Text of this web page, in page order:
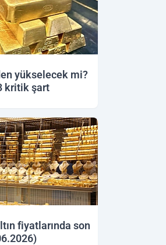
yükselecek mi?
kritik şart
fiyatlarında son